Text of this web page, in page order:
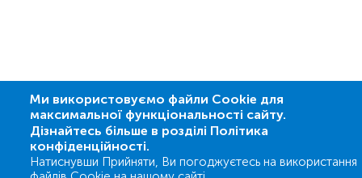
Ми використовуємо файли Cookie для
максимальної функціональності сайту.
Дізнайтесь більше в розділі Політика
конфіденційності.
Натиснувши Прийняти, Ви погоджуєтесь на використання